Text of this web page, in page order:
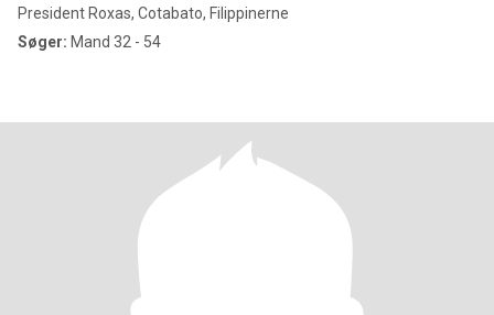
President Roxas, Cotabato, Filippinerne
Søger: Mand 32 - 54